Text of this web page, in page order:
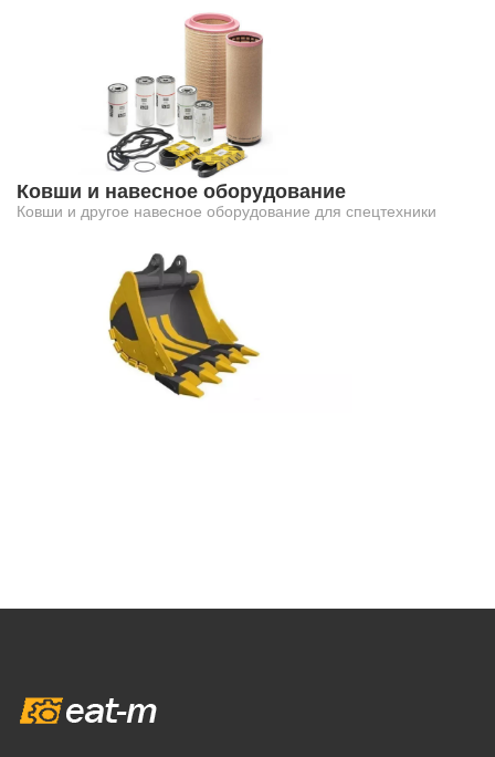
Ковши и навесное оборудование
Ковши и другое навесное оборудование для спецтехники